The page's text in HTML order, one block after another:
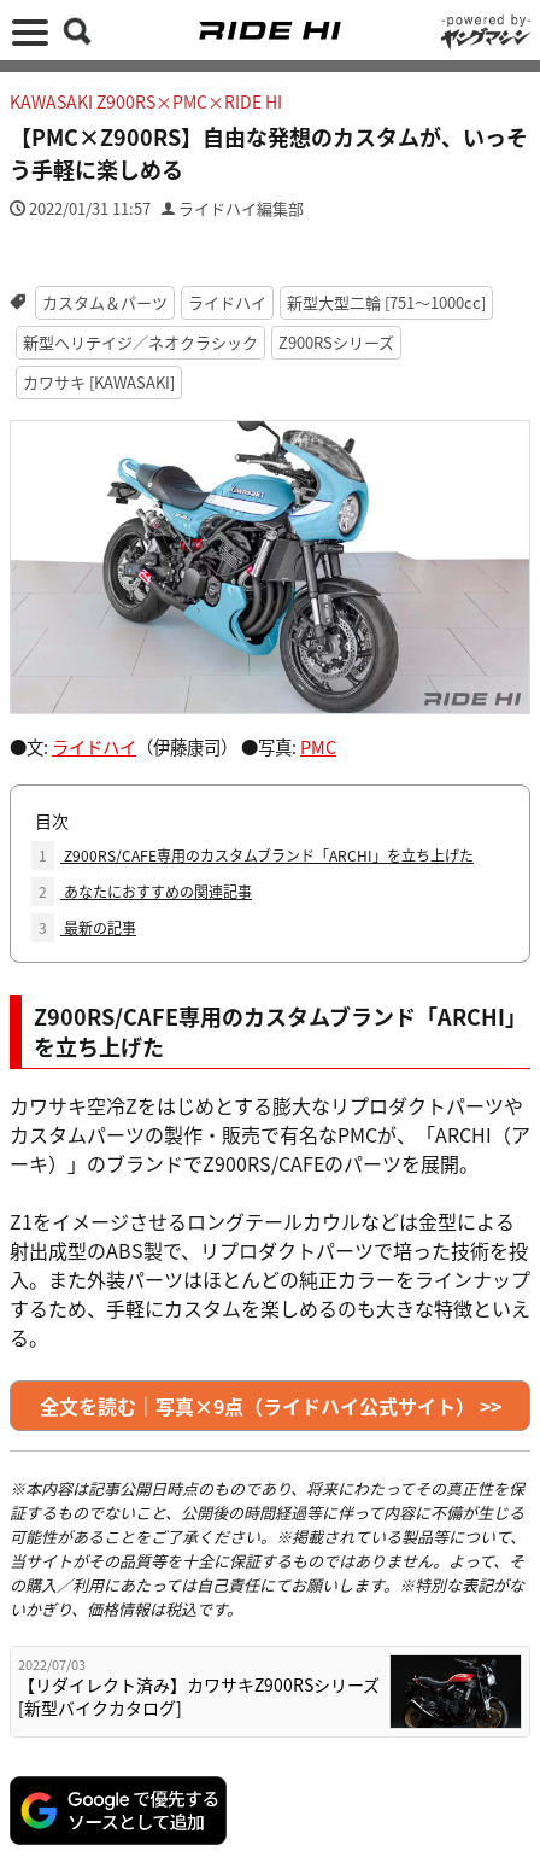
KAWASAKI Z900RS×PMC×RIDE HI
【PMC×Z900RS】自由な発想のカスタムが、いっそ
う手軽に楽しめる
2022/01/31 11:57 ライドハイ編集部
カスタム＆パーツ ライドハイ
新型大型二輪 [751〜1000cc]
新型ヘリテイジ／ネオクラシック
Z900RSシリーズ
カワサキ [KAWASAKI]
●文: ライドハイ （伊藤康司） ●写真: PMC
目次
1
Z900RS/CAFE専用のカスタムブランド「ARCHI」を立ち上げた
2
あなたにおすすめの関連記事
3
最新の記事
Z900RS/CAFE専用のカスタムブランド「ARCHI」
を立ち上げた
カワサキ空冷Zをはじめとする膨大なリプロダクトパーツや
カスタムパーツの製作・販売で有名なPMCが、「ARCHI（ア
ーキ）」のブランドでZ900RS/CAFEのパーツを展開。
Z1をイメージさせるロングテールカウルなどは金型による
射出成型のABS製で、リプロダクトパーツで培った技術を投
入。また外装パーツはほとんどの純正カラーをラインナップ
するため、手軽にカスタムを楽しめるのも大きな特徴といえ
る。
全文を読む｜写真×9点（ライドハイ公式サイト） >>
※本内容は記事公開日時点のものであり、将来にわたってその真正性を保
証するものでないこと、公開後の時間経過等に伴って内容に不備が生じる
可能性があることをご了承ください。※掲載されている製品等について、
当サイトがその品質等を十全に保証するものではありません。よって、そ
の購入／利用にあたっては自己責任にてお願いします。※特別な表記がな
いかぎり、価格情報は税込です。
2022/07/03
【リダイレクト済み】カワサキZ900RSシリーズ
[新型バイクカタログ]